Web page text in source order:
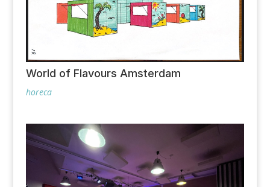
World of Flavours Amsterdam
horeca